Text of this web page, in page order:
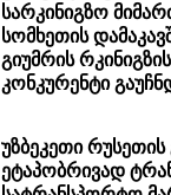
სარკინიგზო
სომხეთის
გიუმრის
კონკურენტი
უზბეკეთი
ეტაპობრივად